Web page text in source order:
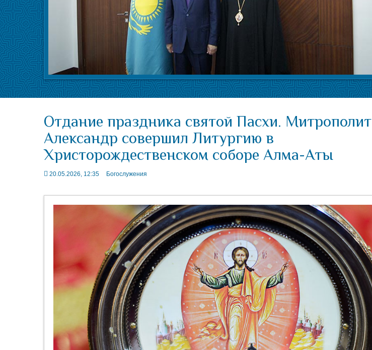
Отдание праздника святой Пасхи. Митрополит
Александр совершил Литургию в
Христорождественском соборе Алма-Аты
20.05.2026, 12:35 Богослужения